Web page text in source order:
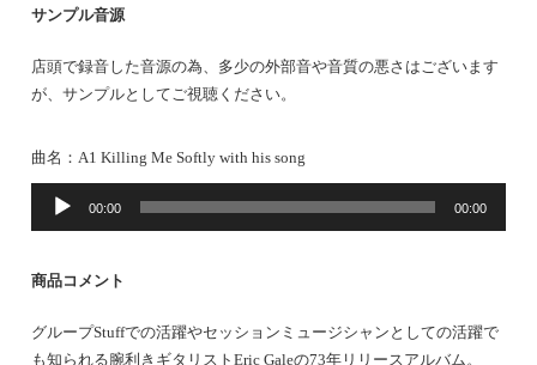
サンプル音源
店頭で録音した音源の為、多少の外部音や音質の悪さはございます
が、サンプルとしてご視聴ください。
曲名： A1 Killing Me Softly with his song
音
ー
ヤ
ー
00:00 00:00
商品コメント
グループStuffでの活躍やセッションミュージシャンとしての活躍で
も知られる腕利きギタリストEric Galeの73年リリースアルバム。